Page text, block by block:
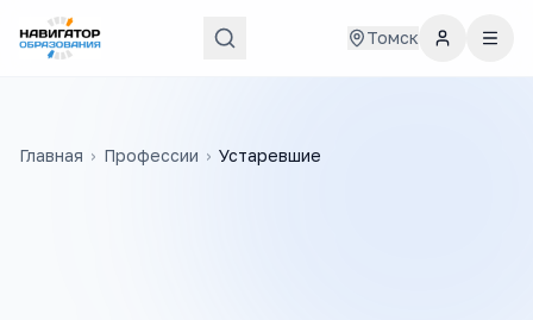
Томск
Главная › Профессии › Устаревшие